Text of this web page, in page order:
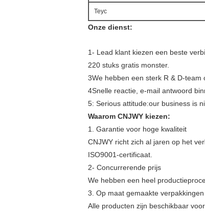
Teyc
Onze dienst:
1- Lead klant kiezen een beste
220 stuks gratis monster.
3We hebben een sterk R & D-team
4Snelle reactie, e-mail antwoord
5: Serious attitude:our business is
Waarom CNJWY kiezen:
1. Garantie voor hoge kwaliteit
CNJWY richt zich al jaren op het
ISO9001-certificaat.
2- Concurrerende prijs
We hebben een heel
3. Op maat gemaakte verpakkingen
Alle producten zijn beschikbaar